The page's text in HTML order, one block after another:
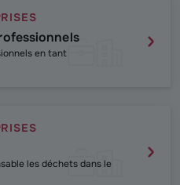
en tant
les déchets dans le